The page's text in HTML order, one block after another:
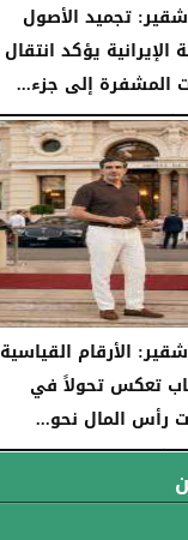
تجميد الأصول
الإيرانية يؤكد انتقال
المشفرة إلى جزء...
04:56 مـ
الأرقام القياسية
تعكس تحولاً في
رأس المال نحو...
03:55 مـ